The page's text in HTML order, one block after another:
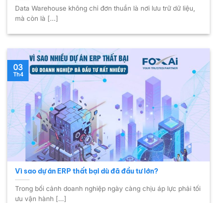
Data Warehouse không chỉ đơn thuần là nơi lưu trữ dữ liệu,
mà còn là [...]
Vì sao dự án ERP thất bại dù đã đầu tư lớn?
Trong bối cảnh doanh nghiệp ngày càng chịu áp lực phải tối
ưu vận hành [...]
03
Th4